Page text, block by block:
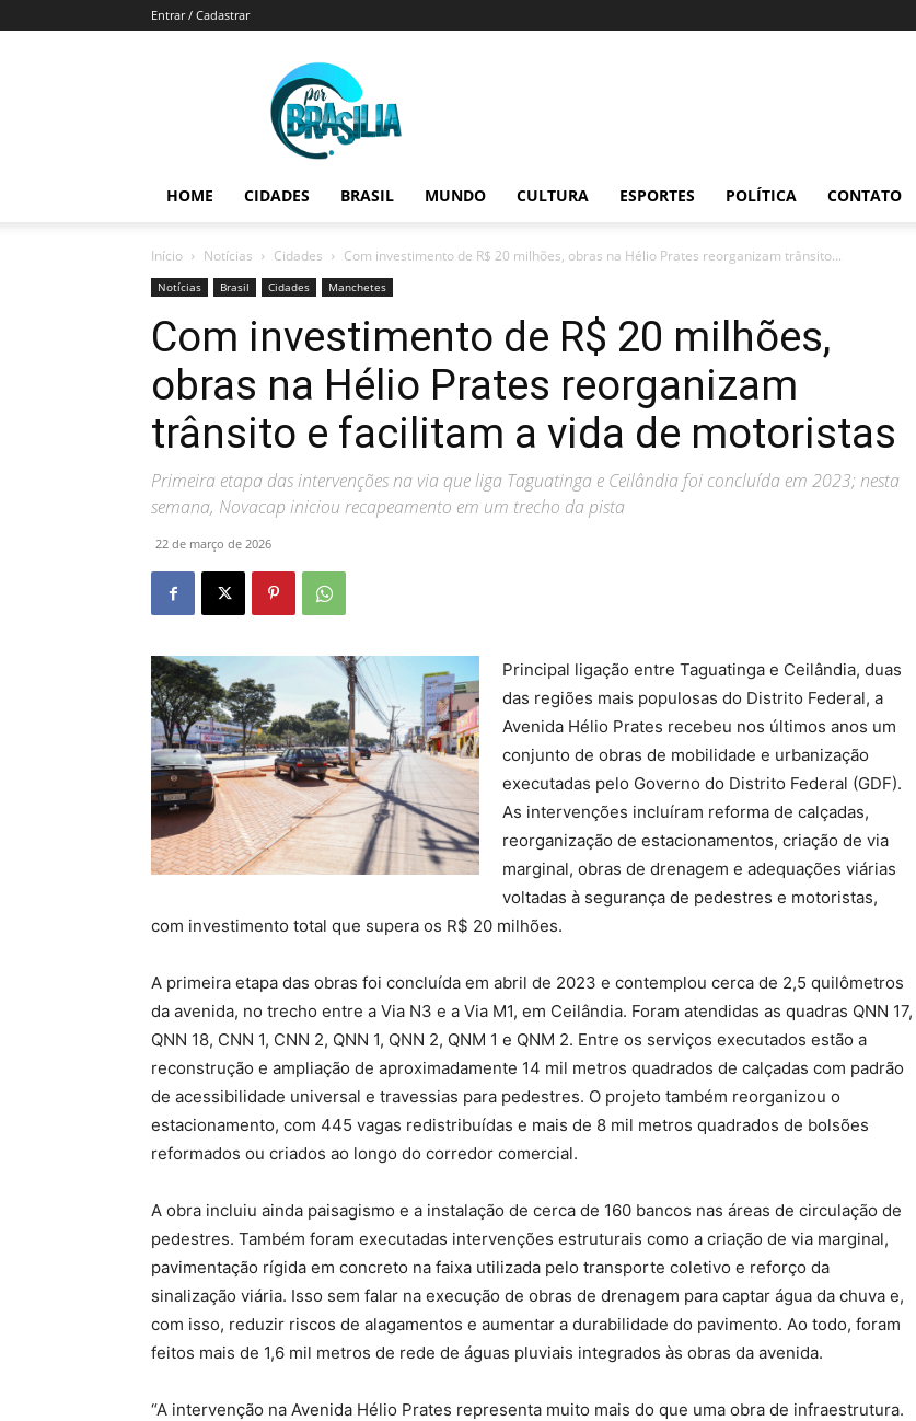
Entrar / Cadastrar
Por
Brasília
HOME CIDADES BRASIL MUNDO CULTURA ESPORTES POLÍTICA CONTATO
Início Notícias Cidades Com investimento de R$ 20 milhões, obras na Hélio Prates reorganizam trânsito...
Notícias Brasil Cidades Manchetes
Com investimento de R$ 20 milhões,
obras na Hélio Prates reorganizam
trânsito e facilitam a vida de motoristas
Primeira etapa das intervenções na via que liga Taguatinga e Ceilândia foi concluída em 2023; nesta
semana, Novacap iniciou recapeamento em um trecho da pista
22 de março de 2026
Principal ligação entre Taguatinga e Ceilândia, duas
das regiões mais populosas do Distrito Federal, a
Avenida Hélio Prates recebeu nos últimos anos um
conjunto de obras de mobilidade e urbanização
executadas pelo Governo do Distrito Federal (GDF).
As intervenções incluíram reforma de calçadas,
reorganização de estacionamentos, criação de via
marginal, obras de drenagem e adequações viárias
voltadas à segurança de pedestres e motoristas,
com investimento total que supera os R$ 20 milhões.
A primeira etapa das obras foi concluída em abril de 2023 e contemplou cerca de 2,5 quilômetros
da avenida, no trecho entre a Via N3 e a Via M1, em Ceilândia. Foram atendidas as quadras QNN 17,
QNN 18, CNN 1, CNN 2, QNN 1, QNN 2, QNM 1 e QNM 2. Entre os serviços executados estão a
reconstrução e ampliação de aproximadamente 14 mil metros quadrados de calçadas com padrão
de acessibilidade universal e travessias para pedestres. O projeto também reorganizou o
estacionamento, com 445 vagas redistribuídas e mais de 8 mil metros quadrados de bolsões
reformados ou criados ao longo do corredor comercial.
A obra incluiu ainda paisagismo e a instalação de cerca de 160 bancos nas áreas de circulação de
pedestres. Também foram executadas intervenções estruturais como a criação de via marginal,
pavimentação rígida em concreto na faixa utilizada pelo transporte coletivo e reforço da
sinalização viária. Isso sem falar na execução de obras de drenagem para captar água da chuva e,
com isso, reduzir riscos de alagamentos e aumentar a durabilidade do pavimento. Ao todo, foram
feitos mais de 1,6 mil metros de rede de águas pluviais integrados às obras da avenida.
“A intervenção na Avenida Hélio Prates representa muito mais do que uma obra de infraestrutura.